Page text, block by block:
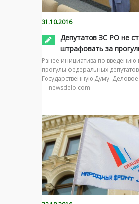
31.10.2016
Депутатов ЗС РО не
штрафовать за
Ранее инициатива по введению
прогулы федеральных
Государственную Думу.
— newsdelo.com